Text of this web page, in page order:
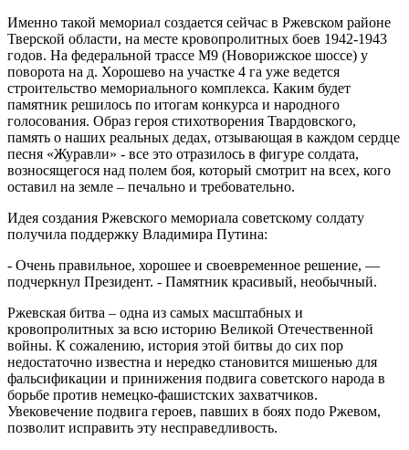
Именно такой мемориал создается сейчас в Ржевском районе
Тверской области, на месте кровопролитных боев 1942-1943
годов. На федеральной трассе М9 (Новорижское шоссе) у
поворота на д. Хорошево на участке 4 га уже ведется
строительство мемориального комплекса. Каким будет
памятник решилось по итогам конкурса и народного
голосования. Образ героя стихотворения Твардовского,
память о наших реальных дедах, отзывающая в каждом сердце
песня «Журавли» - все это отразилось в фигуре солдата,
возносящегося над полем боя, который смотрит на всех, кого
оставил на земле – печально и требовательно.
Идея создания Ржевского мемориала советскому солдату
получила поддержку Владимира Путина:
- Очень правильное, хорошее и своевременное решение, —
подчеркнул Президент. - Памятник красивый, необычный.
Ржевская битва – одна из самых масштабных и
кровопролитных за всю историю Великой Отечественной
войны. К сожалению, история этой битвы до сих пор
недостаточно известна и нередко становится мишенью для
фальсификации и принижения подвига советского народа в
борьбе против немецко-фашистских захватчиков.
Увековечение подвига героев, павших в боях подо Ржевом,
позволит исправить эту несправедливость.